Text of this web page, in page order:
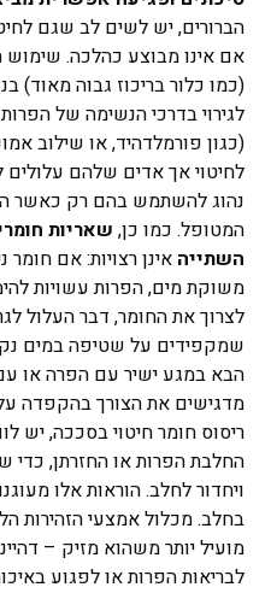
הברורים, יש לשים לב שגם
אם אינו מבוצע כהלכה.
(כמו כלור בריכוז גבוה מאוד)
לגירוי בדרכי הנשימה של
(כגון פורמלדהיד, או שילוב
לחיטוי אך אדים שלהם עלולים
נהוג להשתמש בהם רק כאשר
המטופל. כמו כן, שאריות
השתייה אינן רצויות: אם
משוקת מים, הפרות עשויות
לצרוך את החומר, דבר העלול
שמקפידים על שטיפה במים
הבא במגע ישיר עם הפרה או עם
מדגישים את הצורך בהקפדה
ריסוס חומר חיטוי בסככה, יש
החלבת הפרות או החזרתן, כדי
ויחדור לחלב. הוראות אלו
בחלב​. מכלול אמצעי הזהירות
מועיל יותר משהוא מזיק –
לבריאות הפרות או לפגוע